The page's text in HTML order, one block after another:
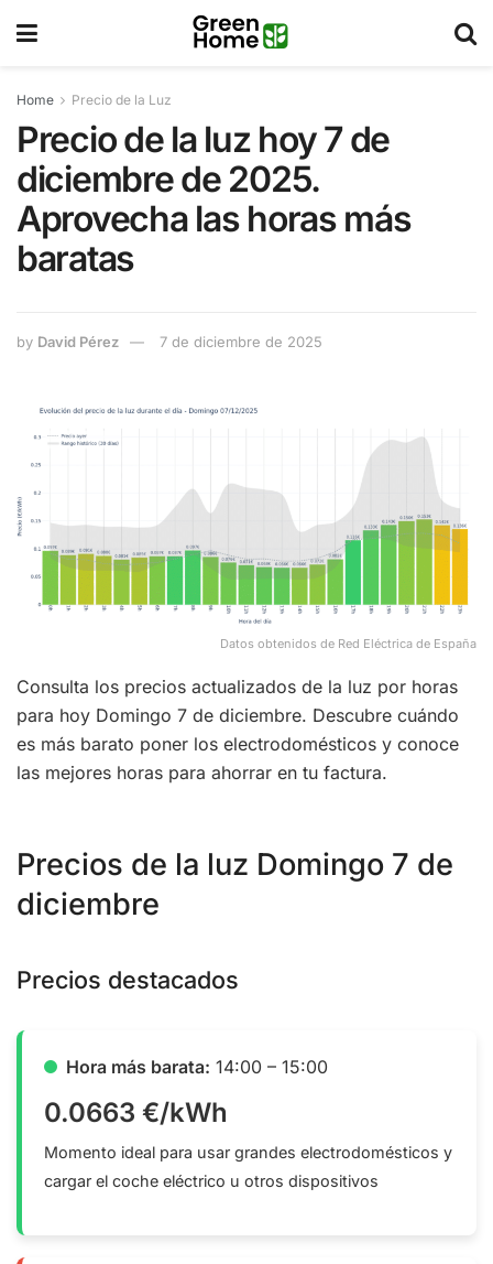
Home Precio de la Luz
Precio de la luz hoy 7 de
diciembre de 2025.
Aprovecha las horas más
baratas
by David Pérez 7 de diciembre de 2025
Datos obtenidos de Red Eléctrica de España
Consulta los precios actualizados de la luz por horas
para hoy Domingo 7 de diciembre. Descubre cuándo
es más barato poner los electrodomésticos y conoce
las mejores horas para ahorrar en tu factura.
Precios de la luz Domingo 7 de
diciembre
Precios destacados
Hora más barata: 14:00 – 15:00
0.0663 €/kWh
Momento ideal para usar grandes electrodomésticos y
cargar el coche eléctrico u otros dispositivos